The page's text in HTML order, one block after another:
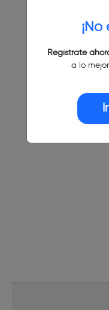
¡No
Regístrate
a lo